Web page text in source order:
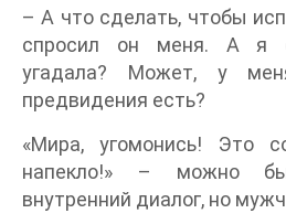
– А что сделать, чтобы
спросил он меня. А я
угадала? Может, у
предвидения есть?
«Мира, угомонись! Это
напекло!» – можно
внутренний диалог, но